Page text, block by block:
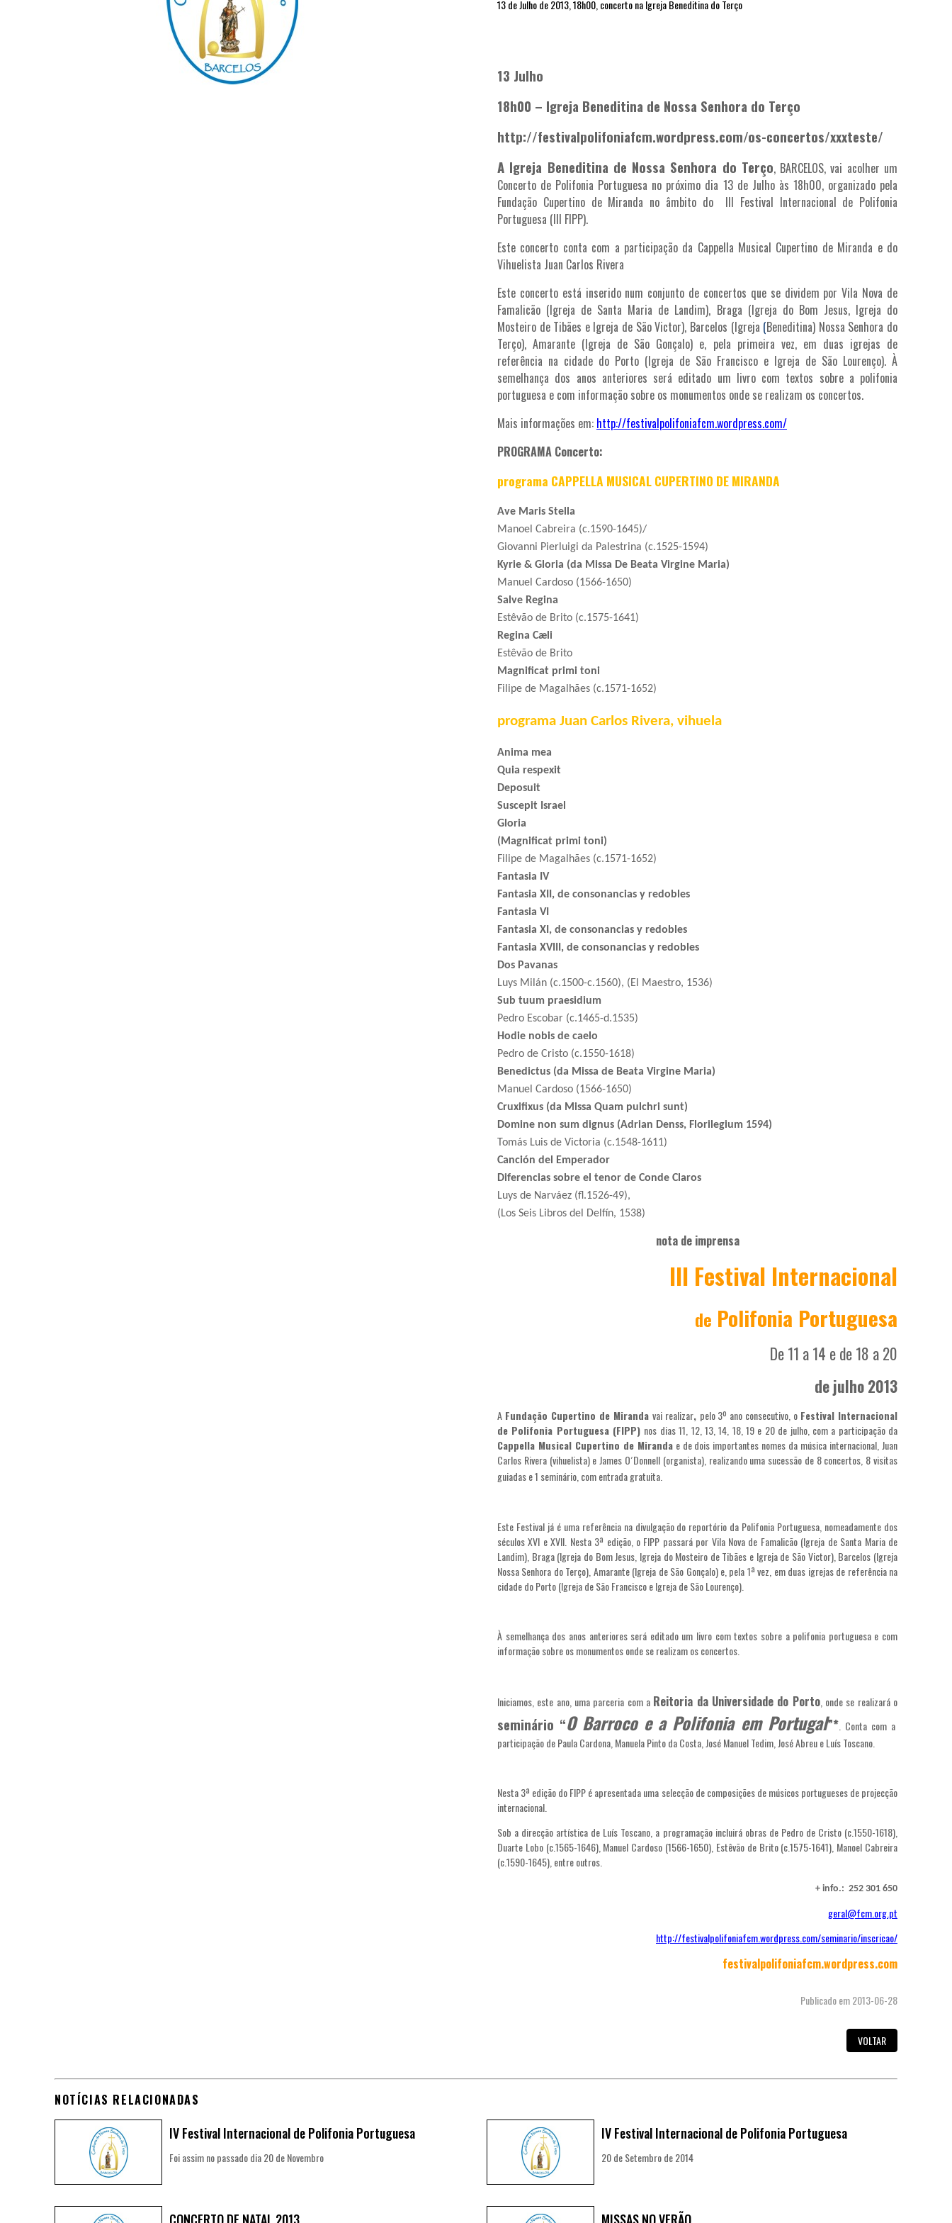
13 de Julho de 2013, 18h00, concerto na Igreja Beneditina do Terço
13 Julho
18h00 – Igreja Beneditina de Nossa Senhora do Terço
http://festivalpolifoniafcm.wordpress.com/os-concertos/xxxteste/
A Igreja Beneditina de Nossa Senhora do Terço, BARCELOS, vai acolher um
Concerto de Polifonia Portuguesa no próximo dia 13 de Julho às 18h00, organizado pela
Fundação Cupertino de Miranda no âmbito do III Festival Internacional de Polifonia
Portuguesa (III FIPP).
Este concerto conta com a participação da Cappella Musical Cupertino de Miranda e do
Vihuelista Juan Carlos Rivera
Este concerto está inserido num conjunto de concertos que se dividem por Vila Nova de
Famalicão (Igreja de Santa Maria de Landim), Braga (Igreja do Bom Jesus, Igreja do
Mosteiro de Tibães e Igreja de São Victor), Barcelos (Igreja (Beneditina) Nossa Senhora do
Terço), Amarante (Igreja de São Gonçalo) e, pela primeira vez, em duas igrejas de
referência na cidade do Porto (Igreja de São Francisco e Igreja de São Lourenço). À
semelhança dos anos anteriores será editado um livro com textos sobre a polifonia
portuguesa e com informação sobre os monumentos onde se realizam os concertos.
Mais informações em: http://festivalpolifoniafcm.wordpress.com/
PROGRAMA Concerto:
programa CAPPELLA MUSICAL CUPERTINO DE MIRANDA
Ave Maris Stella
Manoel Cabreira (c.1590-1645)/
Giovanni Pierluigi da Palestrina (c.1525-1594)
Kyrie & Gloria (da Missa De Beata Virgine Maria)
Manuel Cardoso (1566-1650)
Salve Regina
Estêvão de Brito (c.1575-1641)
Regina Cæli
Estêvão de Brito
Magnificat primi toni
Filipe de Magalhães (c.1571-1652)
programa Juan Carlos Rivera, vihuela
Anima mea
Quia respexit
Deposuit
Suscepit Israel
Gloria
(Magnificat primi toni)
Filipe de Magalhães (c.1571-1652)
Fantasia IV
Fantasia XII, de consonancias y redobles
Fantasia VI
Fantasia XI, de consonancias y redobles
Fantasia XVIII, de consonancias y redobles
Dos Pavanas
Luys Milán (c.1500-c.1560), (El Maestro, 1536)
Sub tuum praesidium
Pedro Escobar (c.1465-d.1535)
Hodie nobis de caelo
Pedro de Cristo (c.1550-1618)
Benedictus (da Missa de Beata Virgine Maria)
Manuel Cardoso (1566-1650)
Cruxifixus (da Missa Quam pulchri sunt)
Domine non sum dignus (Adrian Denss, Florilegium 1594)
Tomás Luis de Victoria (c.1548-1611)
Canción del Emperador
Diferencias sobre el tenor de Conde Claros
Luys de Narváez (fl.1526-49),
(Los Seis Libros del Delfín, 1538)
nota de imprensa
III Festival Internacional
de Polifonia Portuguesa
De 11 a 14 e de 18 a 20
de julho 2013
A Fundação Cupertino de Miranda vai realizar, pelo 3º ano consecutivo, o Festival Internacional
de Polifonia Portuguesa (FIPP) nos dias 11, 12, 13, 14, 18, 19 e 20 de julho, com a participação da
Cappella Musical Cupertino de Mirandae de dois importantes nomes da música internacional, Juan
Carlos Rivera (vihuelista) e James O´Donnell (organista), realizando uma sucessão de 8 concertos, 8 visitas
guiadas e 1 seminário, com entrada gratuita.
Este Festival já é uma referência na divulgação do reportório da Polifonia Portuguesa, nomeadamente dos
séculos XVI e XVII. Nesta 3ª edição, o FIPP passará por Vila Nova de Famalicão (Igreja de Santa Maria de
Landim), Braga (Igreja do Bom Jesus, Igreja do Mosteiro de Tibães e Igreja de São Victor), Barcelos (Igreja
Nossa Senhora do Terço), Amarante (Igreja de São Gonçalo) e, pela 1ª vez, em duas igrejas de referência na
cidade do Porto (Igreja de São Francisco e Igreja de São Lourenço).
À semelhança dos anos anteriores será editado um livro com textos sobre a polifonia portuguesa e com
informação sobre os monumentos onde se realizam os concertos.
Iniciamos, este ano, uma parceria com a Reitoria da Universidade do Porto, onde se realizará o
seminário “O Barroco e a Polifonia em Portugal”*. Conta com a
participação de Paula Cardona, Manuela Pinto da Costa, José Manuel Tedim, José Abreu e Luís Toscano.
Nesta 3ª edição do FIPP é apresentada uma selecção de composições de músicos portugueses de projecção
internacional.
Sob a direcção artística de Luís Toscano, a programação incluirá obras de Pedro de Cristo (c.1550-1618),
Duarte Lobo (c.1565-1646), Manuel Cardoso (1566-1650), Estêvão de Brito (c.1575-1641), Manoel Cabreira
(c.1590-1645), entre outros.
+ info.: 252 301 650
geral@fcm.org.pt
http://festivalpolifoniafcm.wordpress.com/seminario/inscricao/
festivalpolifoniafcm.wordpress.com
Publicado em 2013-06-28
VOLTAR
NOTÍCIAS RELACIONADAS
IV Festival Internacional de Polifonia Portuguesa
Foi assim no passado dia 20 de Novembro
IV Festival Internacional de Polifonia Portuguesa
20 de Setembro de 2014
CONCERTO DE NATAL 2013 MISSAS NO VERÃO